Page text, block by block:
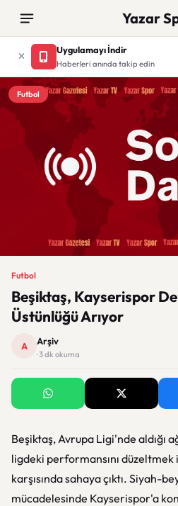
Yazar
Uygulamayı İndir
Haberleri anında takip edin
Futbol
Futbol
Beşiktaş, Kayserispor
Üstünlüğü Arıyor
A Arşiv
· 3 dk okuma
Beşiktaş, Avrupa Ligi'nde aldığı
ligdeki performansını
karşısında sahaya çıktı. Siyah-
mücadelesinde Kayserispor'a